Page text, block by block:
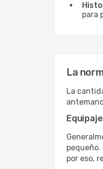
para
La
La
por eso,